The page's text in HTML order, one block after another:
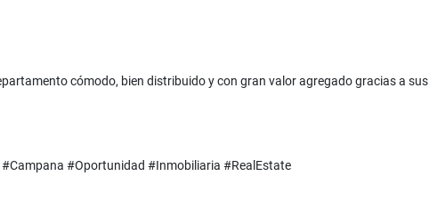
cómodo, bien distribuido y con gran valor agregado gracias a sus
#Oportunidad #Inmobiliaria #RealEstate